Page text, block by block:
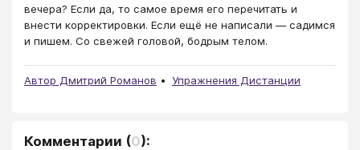
вечера? Если да, то самое время его перечитать и
внести корректировки. Если ещё не написали — садимся
и пишем. Со свежей головой, бодрым телом.
Автор Дмитрий Романов Упражнения Дистанции
Комментарии (0):